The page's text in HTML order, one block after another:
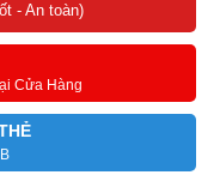
- An toàn)
Cửa Hàng